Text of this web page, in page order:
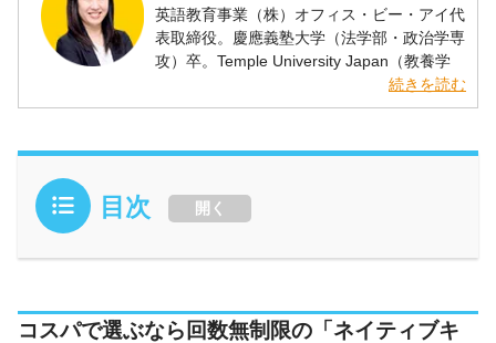
英語教育事業（株）オフィス・ビー・アイ代
表取締役。慶應義塾大学（法学部・政治学専
攻）卒。Temple University Japan（教養学
部・アジア学専攻）卒。ビジネス英語講師と
して多くの企業、団体で英語講師を務める。
級、TOEICRL&R 990点満点/S&W400点満
続きを読む
目次 開く
コスパで選ぶなら回数無制限の「ネイティブキ